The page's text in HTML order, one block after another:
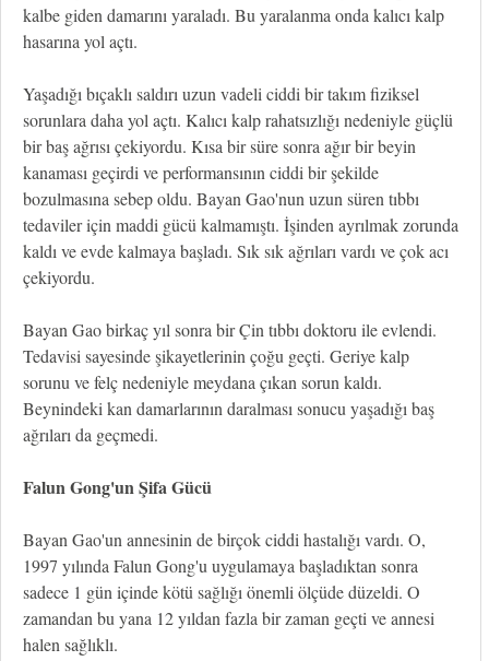
kalbe giden damarını yaraladı. Bu yaralanma onda kalıcı kalp
hasarına yol açtı.
Yaşadığı bıçaklı saldırı uzun vadeli ciddi bir takım fiziksel
sorunlara daha yol açtı. Kalıcı kalp rahatsızlığı nedeniyle güçlü
bir baş ağrısı çekiyordu. Kısa bir süre sonra ağır bir beyin
kanaması geçirdi ve performansının ciddi bir şekilde
bozulmasına sebep oldu. Bayan Gao'nun uzun süren tıbbı
tedaviler için maddi gücü kalmamıştı. İşinden ayrılmak zorunda
kaldı ve evde kalmaya başladı. Sık sık ağrıları vardı ve çok acı
çekiyordu.
Bayan Gao birkaç yıl sonra bir Çin tıbbı doktoru ile evlendi.
Tedavisi sayesinde şikayetlerinin çoğu geçti. Geriye kalp
sorunu ve felç nedeniyle meydana çıkan sorun kaldı.
Beynindeki kan damarlarının daralması sonucu yaşadığı baş
ağrıları da geçmedi.
Falun Gong'un Şifa Gücü
Bayan Gao'un annesinin de birçok ciddi hastalığı vardı. O,
1997 yılında Falun Gong'u uygulamaya başladıktan sonra
sadece 1 gün içinde kötü sağlığı önemli ölçüde düzeldi. O
zamandan bu yana 12 yıldan fazla bir zaman geçti ve annesi
halen sağlıklı.